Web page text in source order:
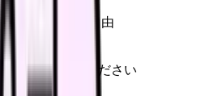
だけOK
退会自由
を確認してください